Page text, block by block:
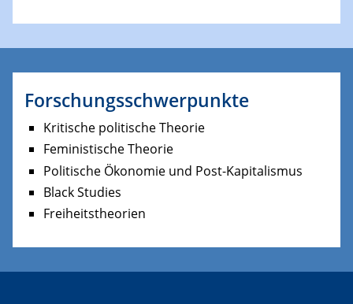
Forschungsschwerpunkte
Kritische politische Theorie
Feministische Theorie
Politische Ökonomie und Post-Kapitalismus
Black Studies
Freiheitstheorien